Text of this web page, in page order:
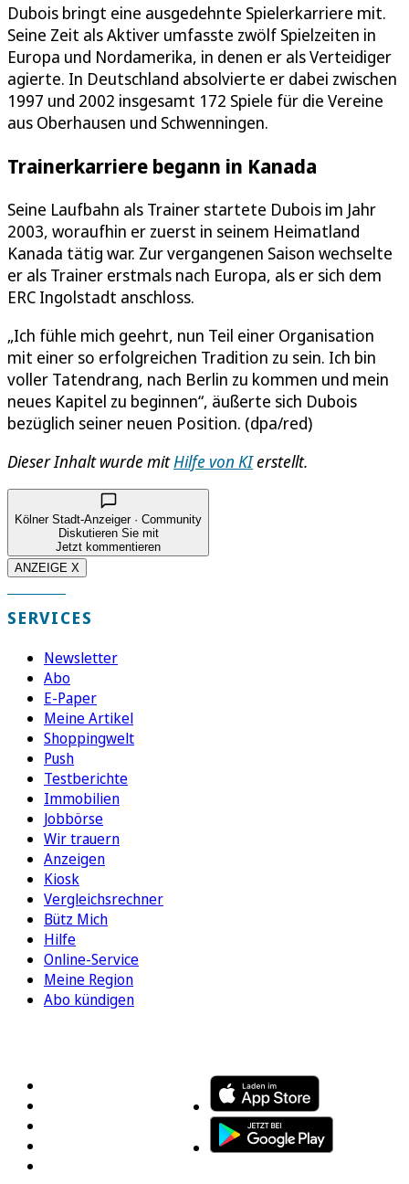
Dubois bringt eine ausgedehnte Spielerkarriere mit.
Seine Zeit als Aktiver umfasste zwölf Spielzeiten in
Europa und Nordamerika, in denen er als Verteidiger
agierte. In Deutschland absolvierte er dabei zwischen
1997 und 2002 insgesamt 172 Spiele für die Vereine
aus Oberhausen und Schwenningen.
Trainerkarriere begann in Kanada
Seine Laufbahn als Trainer startete Dubois im Jahr
2003, woraufhin er zuerst in seinem Heimatland
Kanada tätig war. Zur vergangenen Saison wechselte
er als Trainer erstmals nach Europa, als er sich dem
ERC Ingolstadt anschloss.
„Ich fühle mich geehrt, nun Teil einer Organisation
mit einer so erfolgreichen Tradition zu sein. Ich bin
voller Tatendrang, nach Berlin zu kommen und mein
neues Kapitel zu beginnen“, äußerte sich Dubois
bezüglich seiner neuen Position. (dpa/red)
Dieser Inhalt wurde mitHilfe von KIerstellt.
Kölner Stadt-Anzeiger · Community
Diskutieren Sie mit
Jetzt kommentieren
ANZEIGE X
SERVICES
Newsletter
Abo
E-Paper
Meine Artikel
Shoppingwelt
Push
Testberichte
Immobilien
Jobbörse
Wir trauern
Anzeigen
Kiosk
Vergleichsrechner
Bütz Mich
Hilfe
Online-Service
Meine Region
Abo kündigen